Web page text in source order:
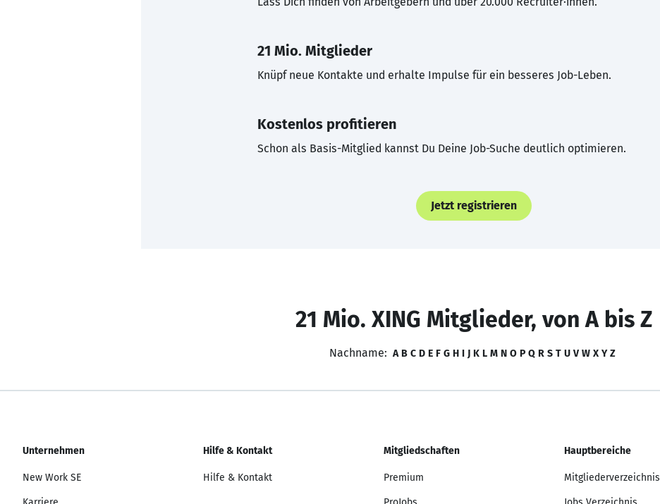
21 Mio. Mitglieder
Knüpf neue Kontakte und erhalte Impulse für ein besseres Job-Leben.
Kostenlos profitieren
Schon als Basis-Mitglied kannst Du Deine Job-Suche deutlich optimieren.
Jetzt registrieren
21 Mio. XING Mitglieder, von A bis Z
Nachname: A B C D E F G H I J K L M N O P Q R S T U V W X Y Z
Unternehmen
New Work SE
Hilfe & Kontakt
Hilfe & Kontakt
Mitgliedschaften
Premium
Hauptbereiche
Mitgliederverzeichnis